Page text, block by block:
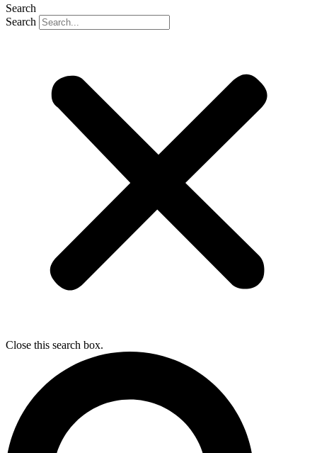
Search
Search
Close this search box.